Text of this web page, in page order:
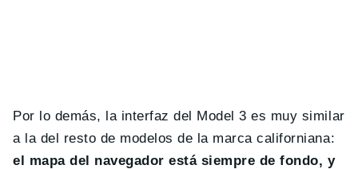
Por lo demás, la interfaz del Model 3 es muy similar
a la del resto de modelos de la marca californiana:
el mapa del navegador está siempre de fondo, y